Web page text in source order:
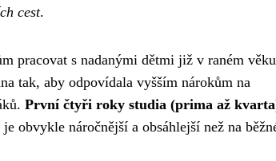
cest.
pracovat s nadanými dětmi již v raném
tak, aby odpovídala vyšším nárokům na
První čtyři roky studia (prima až
obvykle náročnější a obsáhlejší než na